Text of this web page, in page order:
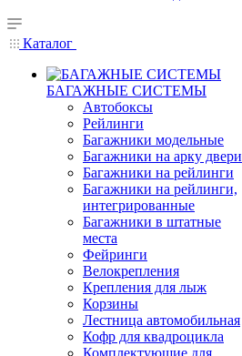
Каталог
БАГАЖНЫЕ СИСТЕМЫ
Автобоксы
Рейлинги
Багажники модельные
Багажники на арку двери
Багажники на рейлинги
Багажники на рейлинги,
интегрированные
Багажники в штатные
места
Фейринги
Велокрепления
Крепления для лыж
Корзины
Лестница автомобильная
Кофр для квадроцикла
Комплектующие для